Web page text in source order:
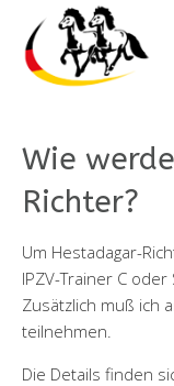
Wie
Richter?
Um Hestadagar-
IPZV-Trainer C
Zusätzlich muß ich
teilnehmen.
Die Details finden